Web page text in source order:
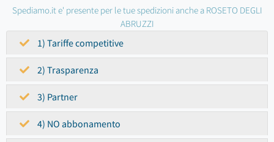
Spediamo.it e' presente per le tue spedizioni anche a ROSETO DEGLI
ABRUZZI
1) Tariffe competitive
2) Trasparenza
3) Partner
4) NO abbonamento